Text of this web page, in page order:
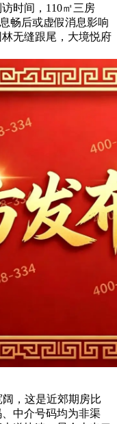
时间，110㎡三房
畅后或虚假消息影响
无缝跟尾，大境悦府
，这是近郊期房比
中介号码均为非渠